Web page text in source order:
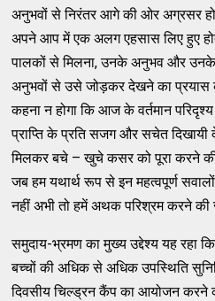
अनुभवों से निरंतर आगे की ओर अग्रसर
अपने आप में एक अलग एहसास लिए हुए
पालकों से मिलना, उनके अनुभव और
अनुभवों से उसे जोड़कर देखने का प्रयास
कहना न होगा कि आज के वर्तमान
प्राप्ति के प्रति सजग और सचेत दिखायी
मिलकर बचे – खुचे कसर को पूरा करने
जब हम यथार्थ रूप से इन महत्वपूर्ण
नहीं अभी तो हमें अथक परिश्रम करने
समुदाय-भ्रमण का मुख्य उद्देश्य यह रहा
बच्चों की अधिक से अधिक उपस्थिति
दिवसीय चिल्ड्रन कैंप का आयोजन करने